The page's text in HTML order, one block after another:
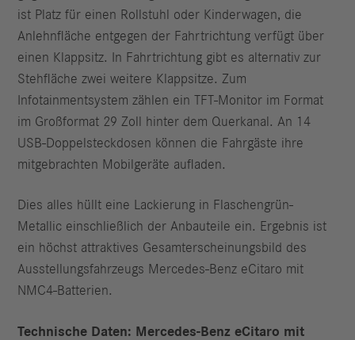
ist Platz für einen Rollstuhl oder Kinderwagen, die
Anlehnfläche entgegen der Fahrtrichtung verfügt über
einen Klappsitz. In Fahrtrichtung gibt es alternativ zur
Stehfläche zwei weitere Klappsitze. Zum
Infotainmentsystem zählen ein TFT‑Monitor im Format
im Großformat 29 Zoll hinter dem Querkanal. An 14
USB-Doppelsteckdosen können die Fahrgäste ihre
mitgebrachten Mobilgeräte aufladen.
Dies alles hüllt eine Lackierung in Flaschengrün-
Metallic einschließlich der Anbauteile ein. Ergebnis ist
ein höchst attraktives Gesamterscheinungsbild des
Ausstellungsfahrzeugs Mercedes-Benz eCitaro mit
NMC4-Batterien.
Technische Daten: Mercedes-Benz eCitaro mit